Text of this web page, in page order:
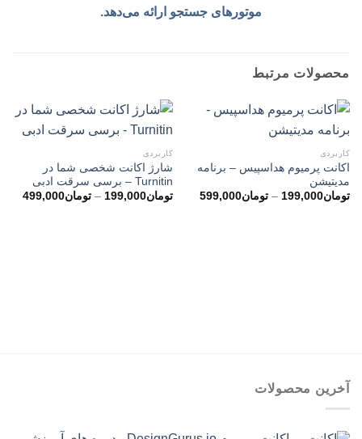
موتورهای جستجو ارائه می‌دهد.
محصولات مرتبط
کاربردی
اکانت پرمیوم هداسپیس – برنامه
مدیتیشن
تومان199,000
– تومان599,000محدوده
کاربردی
شارژ اکانت شخصی شما در
Turnitin – برسی سرقت ادبی
تومان199,000
– تومان499,000
آخرین محصولات